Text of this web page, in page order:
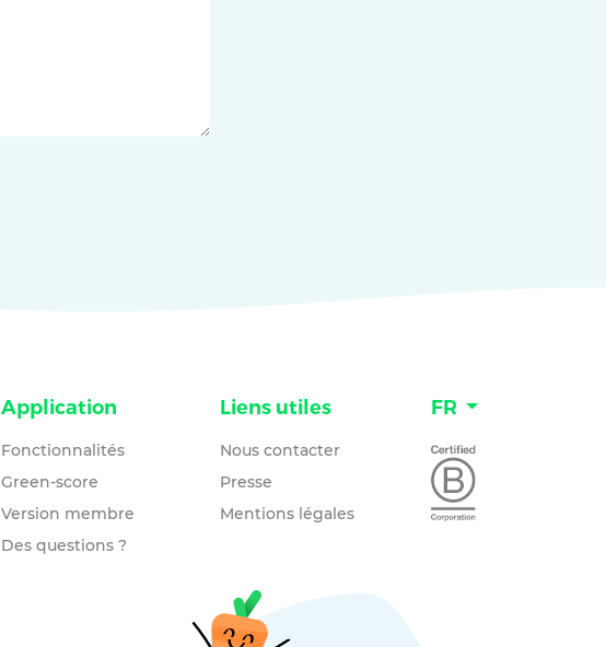
Application
Fonctionnalités
Green-score
Version membre
Des questions ?
Liens utiles
Nous contacter
Presse
Mentions légales
FR